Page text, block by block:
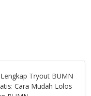
Tryout BUMN
Cara Mudah Lolos